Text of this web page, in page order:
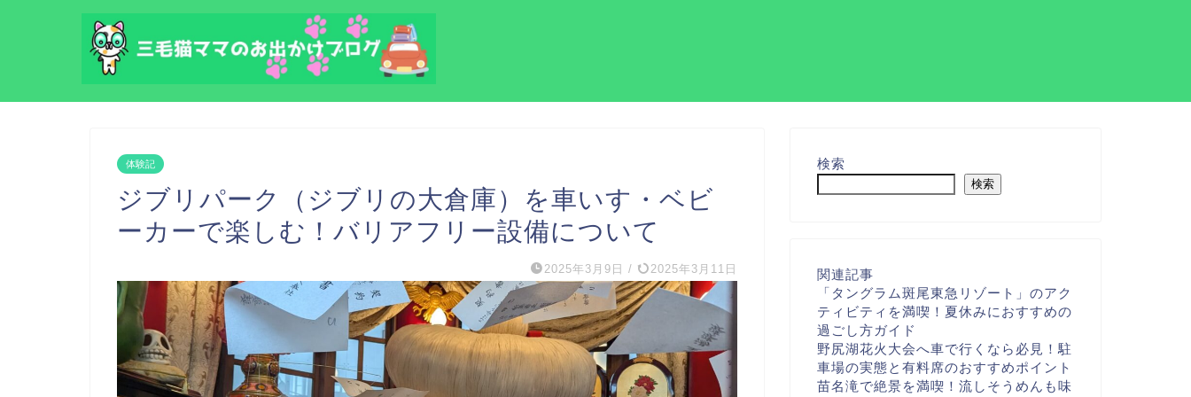
体験記
ジブリパーク（ジブリの大倉庫）を車いす・ベビ
ーカーで楽しむ！バリアフリー設備について
2025年3月9日 / 2025年3月11日
検索
検索
関連記事
「タングラム斑尾東急リゾート」のアク
ティビティを満喫！夏休みにおすすめの
過ごし方ガイド
野尻湖花火大会へ車で行くなら必見！駐
車場の実態と有料席のおすすめポイント
苗名滝で絶景を満喫！流しそうめんも味